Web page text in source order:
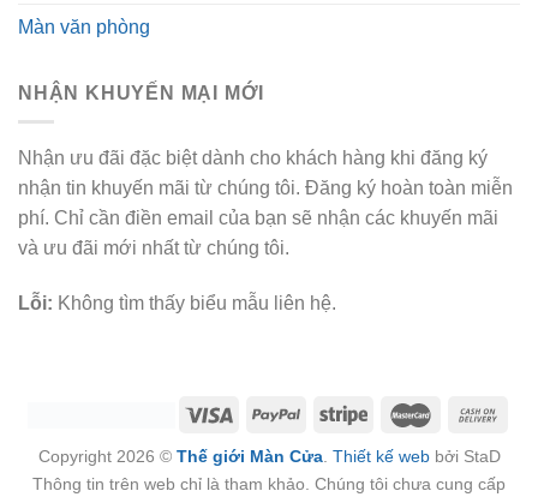
Màn văn phòng
NHẬN KHUYẾN MẠI MỚI
Nhận ưu đãi đặc biệt dành cho khách hàng khi đăng ký
nhận tin khuyến mãi từ chúng tôi. Đăng ký hoàn toàn miễn
phí. Chỉ cần điền email của bạn sẽ nhận các khuyến mãi
và ưu đãi mới nhất từ chúng tôi.
Lỗi: Không tìm thấy biểu mẫu liên hệ.
Copyright 2026 © Thế giới Màn Cửa. Thiết kế webbởi StaD
Thông tin trên web chỉ là tham khảo. Chúng tôi chưa cung cấp